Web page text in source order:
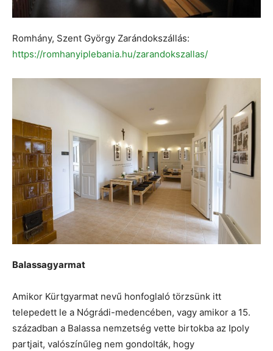
Romhány, Szent György Zarándokszállás:
https://romhanyiplebania.hu/zarandokszallas/
Balassagyarmat
Amikor Kürtgyarmat nevű honfoglaló törzsünk itt
telepedett le a Nógrádi-medencében, vagy amikor a 15.
században a Balassa nemzetség vette birtokba az Ipoly
partjait, valószínűleg nem gondolták, hogy